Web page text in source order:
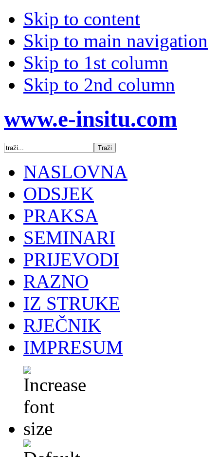
Skip to content
Skip to main navigation
Skip to 1st column
Skip to 2nd column
www.e-insitu.com
NASLOVNA
ODSJEK
PRAKSA
SEMINARI
PRIJEVODI
RAZNO
IZ STRUKE
RJEČNIK
IMPRESUM